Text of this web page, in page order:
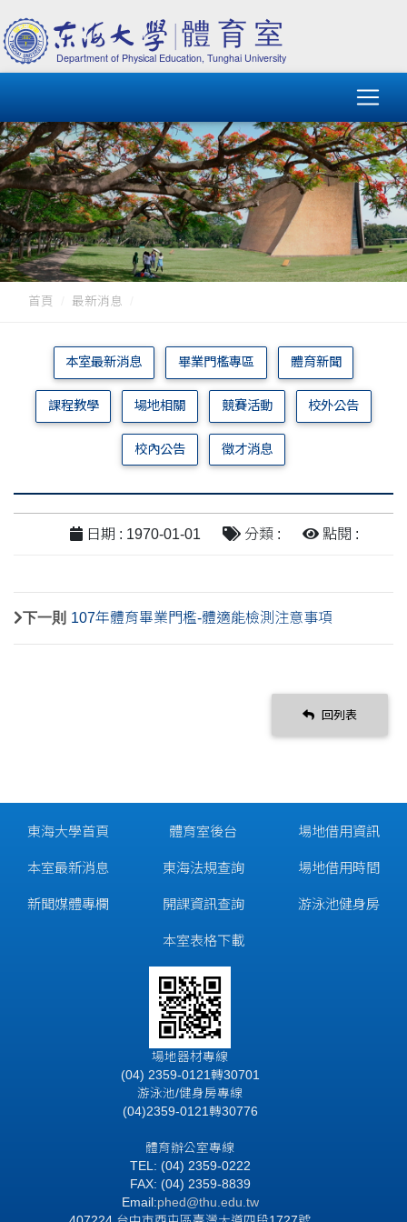
首頁 最新消息
本室最新消息 畢業門檻專區 體育新聞
課程教學 場地相關 競賽活動 校外公告
校內公告 徵才消息
日期 : 1970-01-01 分類 : 點閱 :
下一則 107年體育畢業門檻-體適能檢測注意事項
回列表
東海大學首頁
本室最新消息
新聞媒體專欄
體育室後台
東海法規查詢
開課資訊查詢
本室表格下載
場地借用資訊
場地借用時間
游泳池健身房
場地器材專線
(04) 2359-0121轉30701
游泳池/健身房專線
(04)2359-0121轉30776
體育辦公室專線
TEL: (04) 2359-0222
FAX: (04) 2359-8839
Email:phed@thu.edu.tw